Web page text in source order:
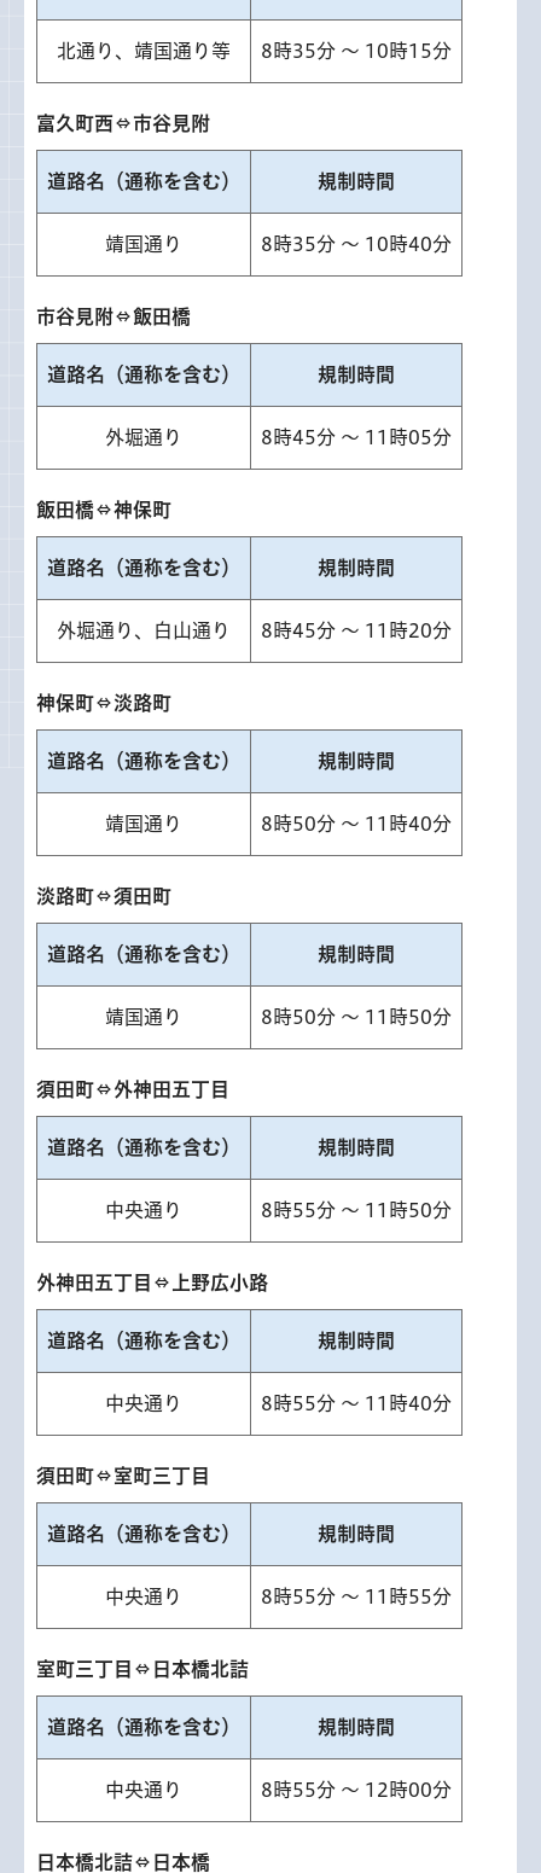
北通り、靖国通り等 8時35分 ～ 10時15分
富久町西⇔市谷見附
道路名（通称を含む） 規制時間
靖国通り 8時35分 ～ 10時40分
市谷見附⇔飯田橋
道路名（通称を含む） 規制時間
外堀通り 8時45分 ～ 11時05分
飯田橋⇔神保町
道路名（通称を含む） 規制時間
外堀通り、白山通り 8時45分 ～ 11時20分
神保町⇔淡路町
道路名（通称を含む） 規制時間
靖国通り 8時50分 ～ 11時40分
淡路町⇔須田町
道路名（通称を含む） 規制時間
靖国通り 8時50分 ～ 11時50分
須田町⇔外神田五丁目
道路名（通称を含む） 規制時間
中央通り 8時55分 ～ 11時50分
外神田五丁目⇔上野広小路
道路名（通称を含む） 規制時間
中央通り 8時55分 ～ 11時40分
須田町⇔室町三丁目
道路名（通称を含む） 規制時間
中央通り 8時55分 ～ 11時55分
室町三丁目⇔日本橋北詰
道路名（通称を含む） 規制時間
中央通り 8時55分 ～ 12時00分
日本橋北詰⇔日本橋